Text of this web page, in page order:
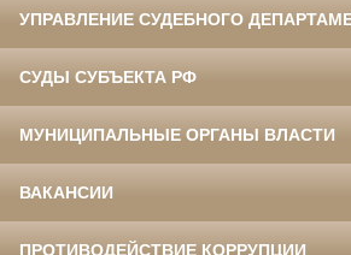
УПРАВЛЕНИЕ СУДЕБНОГО
СУДЫ СУБЪЕКТА РФ
МУНИЦИПАЛЬНЫЕ ОРГАНЫ ВЛАСТИ
ВАКАНСИИ
ПРОТИВОДЕЙСТВИЕ КОРРУПЦИИ